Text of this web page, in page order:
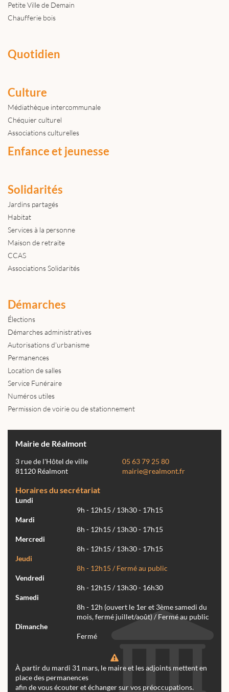
Petite Ville de Demain
Chaufferie bois
Quotidien
Culture
Médiathèque intercommunale
Chéquier culturel
Associations culturelles
Enfance et jeunesse
Solidarités
Jardins partagés
Habitat
Services à la personne
Maison de retraite
CCAS
Associations Solidarités
Démarches
Élections
Démarches administratives
Autorisations d'urbanisme
Permanences
Location de salles
Service Funéraire
Numéros utiles
Permission de voirie ou de stationnement
Mairie de Réalmont
3 rue de l'Hôtel de ville
81120 Réalmont
05 63 79 25 80
mairie@realmont.fr
Horaires du secrétariat
Lundi
9h - 12h15 / 13h30 - 17h15
Mardi
8h - 12h15 / 13h30 - 17h15
Mercredi
8h - 12h15 / 13h30 - 17h15
Jeudi
8h - 12h15 / Fermé au public
Vendredi
8h - 12h15 / 13h30 - 16h30
Samedi
8h - 12h (ouvert le 1er et 3ème samedi du
mois, fermé juillet/août) / Fermé au public
Dimanche
Fermé
À partir du mardi 31 mars, le maire et les adjoints mettent en
place des permanences
afin de vous écouter et échanger sur vos préoccupations.